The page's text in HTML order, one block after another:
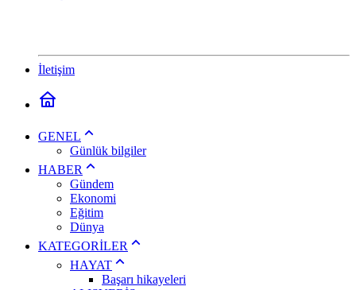
İletişim
GENEL
Günlük bilgiler
HABER
Gündem
Ekonomi
Eğitim
Dünya
KATEGORİLER
HAYAT
Başarı hikayeleri